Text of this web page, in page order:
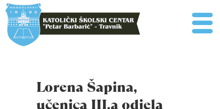
Lorena Šapina,
učenica III.a odjela